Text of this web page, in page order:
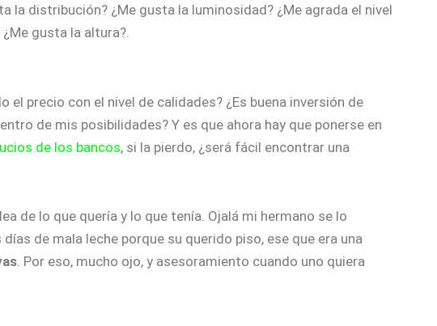
¿Me gusta la luminosidad? ¿Me agrada el nivel
gusta la altura?.
el precio con el nivel de calidades? ¿Es buena inversión de
de mis posibilidades? Y es que ahora hay que ponerse en
de los bancos, si la pierdo, ¿será fácil encontrar una
de lo que quería y lo que tenía. Ojalá mi hermano se lo
de mala leche porque su querido piso, ese que era una
. Por eso, mucho ojo, y asesoramiento cuando uno quiera